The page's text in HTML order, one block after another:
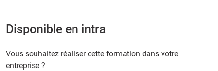
Disponible en intra
Vous souhaitez réaliser cette formation dans votre
entreprise ?